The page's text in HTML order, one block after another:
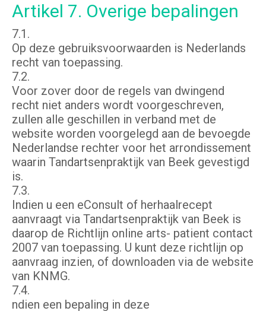
Artikel 7. Overige bepalingen
7.1.
Op deze gebruiksvoorwaarden is Nederlands
recht van toepassing.
7.2.
Voor zover door de regels van dwingend
recht niet anders wordt voorgeschreven,
zullen alle geschillen in verband met de
website worden voorgelegd aan de bevoegde
Nederlandse rechter voor het arrondissement
waarin Tandartsenpraktijk van Beek gevestigd
is.
7.3.
Indien u een eConsult of herhaalrecept
aanvraagt via Tandartsenpraktijk van Beek is
daarop de Richtlijn online arts- patient contact
2007 van toepassing. U kunt deze richtlijn op
aanvraag inzien, of downloaden via de website
van KNMG.
7.4.
ndien een bepaling in deze